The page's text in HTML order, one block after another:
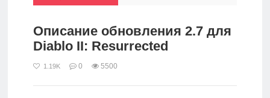
Описание обновления 2.7 для
Diablo II: Resurrected
1.19K 0 5500